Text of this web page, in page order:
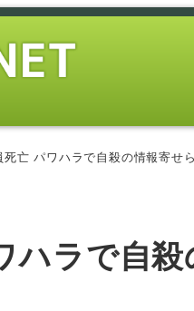
死亡 パワハラで自殺の情報寄せ
ハラで自